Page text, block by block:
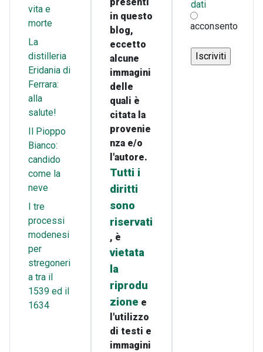
vita e
morte
La
distilleria
Eridania di
Ferrara:
alla
salute!
Il Pioppo
Bianco:
candido
come la
neve
I tre
processi
modenesi
per
stregoneri
a tra il
1539 ed il
1634
in questo
blog,
eccetto
alcune
immagini
delle
quali è
citata la
provenie
nza e/o
l'autore.
Tutti i
diritti
sono
riservati
, è
vietata
la
riprodu
zione e
l'utilizzo
di testi e
immagini
dati
acconsento